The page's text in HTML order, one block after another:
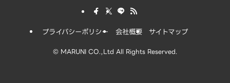
プライバシーポリシー 会社概要 サイトマップ
©MARUNI CO.,Ltd All Rights Reserved.